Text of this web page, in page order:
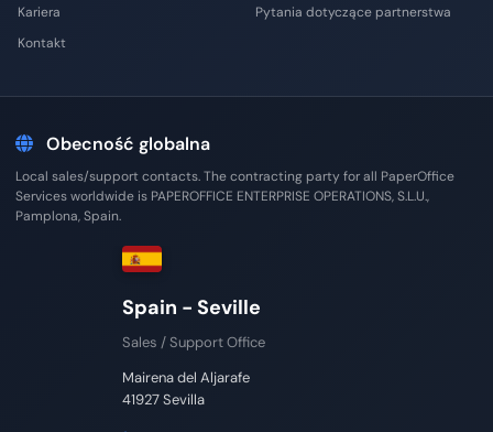
Kariera
Kontakt
Pytania dotyczące partnerstwa
Obecność globalna
Local sales/support contacts. The contracting party for all PaperOffice
Services worldwide is PAPEROFFICE ENTERPRISE OPERATIONS, S.L.U.,
Pamplona, Spain.
Mexico
Sales / Support Office
Torre New York Life, Paseo de la Reforma 342
06600 Mexico City